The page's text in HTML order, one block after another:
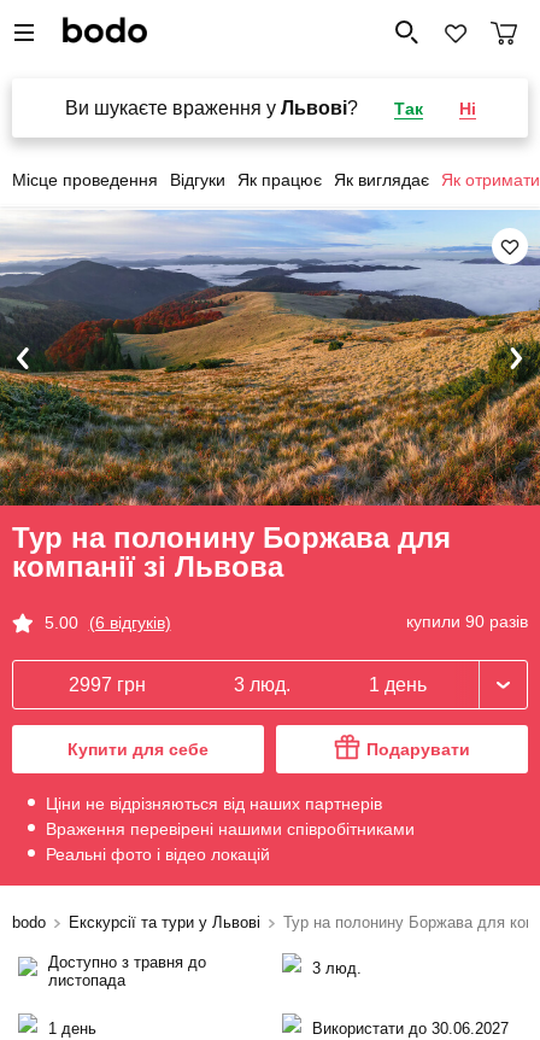
Ви шукаєте враження у Львові? Так Ні
Місце проведення Відгуки Як працює Як виглядає Як отримати
Тур на полонину Боржава для
компанії зі Львова
5.00 (6 відгуків) купили 90 разів
2997 грн 3 люд. 1 день
Купити для себе Подарувати
Ціни не відрізняються від наших партнерів
Враження перевірені нашими співробітниками
Реальні фото і відео локацій
bodo Екскурсії та тури у Львові Тур на полонину Боржава для
Доступно з травня до
листопада
3 люд.
1 день Використати до 30.06.2027